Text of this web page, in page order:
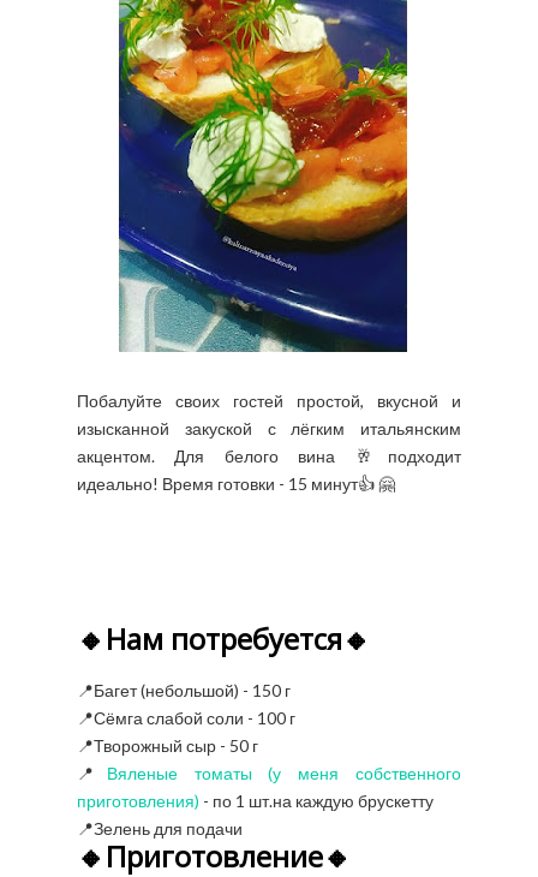
Побалуйте своих гостей простой, вкусной и
изысканной закуской с лёгким итальянским
акцентом. Для белого вина 🥂подходит
идеально! Время готовки - 15 минут👍 🤗
🔸Нам потребуется🔸
📍Багет (небольшой) - 150 г
📍Сёмга слабой соли - 100 г
📍Творожный сыр - 50 г
📍 Вяленые томаты (у меня собственного
приготовления) - по 1 шт.на каждую брускетту
📍Зелень для подачи
🔸Приготовление🔸